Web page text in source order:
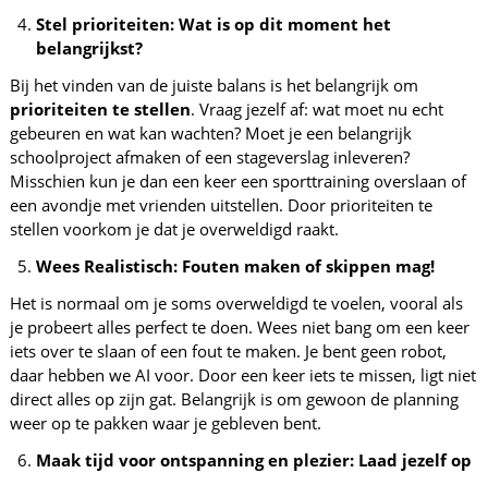
Stel prioriteiten: Wat is op dit moment het
belangrijkst?
Bij het vinden van de juiste balans is het belangrijk om
prioriteiten te stellen. Vraag jezelf af: wat moet nu echt
gebeuren en wat kan wachten? Moet je een belangrijk
schoolproject afmaken of een stageverslag inleveren?
Misschien kun je dan een keer een sporttraining overslaan of
een avondje met vrienden uitstellen. Door prioriteiten te
stellen voorkom je dat je overweldigd raakt.
Wees Realistisch: Fouten maken of skippen mag!
Het is normaal om je soms overweldigd te voelen, vooral als
je probeert alles perfect te doen. Wees niet bang om een keer
iets over te slaan of een fout te maken. Je bent geen robot,
daar hebben we AI voor. Door een keer iets te missen, ligt niet
direct alles op zijn gat. Belangrijk is om gewoon de planning
weer op te pakken waar je gebleven bent.
Maak tijd voor ontspanning en plezier: Laad jezelf op